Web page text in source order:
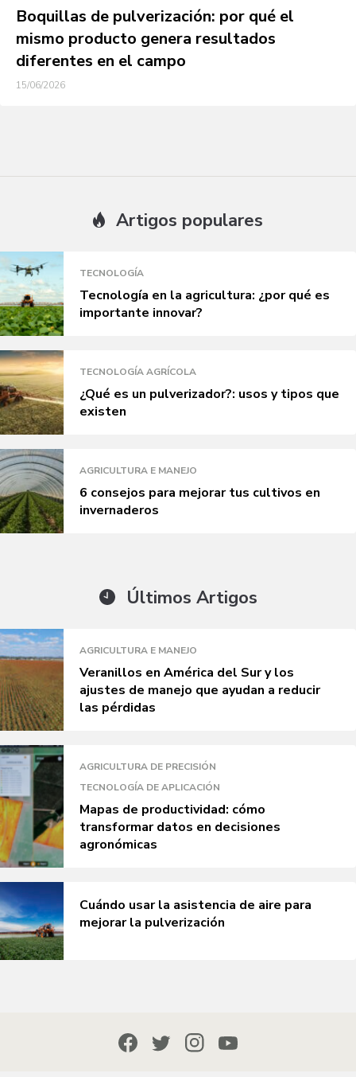
Boquillas de pulverización: por qué el
mismo producto genera resultados
diferentes en el campo
15/06/2026
Artigos populares
TECNOLOGÍA
Tecnología en la agricultura: ¿por qué es
importante innovar?
TECNOLOGÍA AGRÍCOLA
¿Qué es un pulverizador?: usos y tipos que
existen
AGRICULTURA E MANEJO
6 consejos para mejorar tus cultivos en
invernaderos
Últimos Artigos
AGRICULTURA E MANEJO
Veranillos en América del Sur y los
ajustes de manejo que ayudan a reducir
las pérdidas
AGRICULTURA DE PRECISIÓN
TECNOLOGÍA DE APLICACIÓN
Mapas de productividad: cómo
transformar datos en decisiones
agronómicas
Cuándo usar la asistencia de aire para
mejorar la pulverización